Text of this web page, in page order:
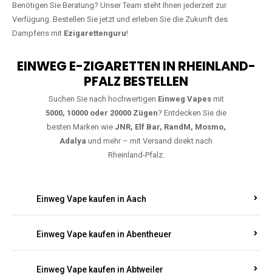
Benötigen Sie Beratung? Unser Team steht Ihnen jederzeit zur
Verfügung. Bestellen Sie jetzt und erleben Sie die Zukunft des
Dampfens mit Ezigarettenguru!
EINWEG E-ZIGARETTEN IN RHEINLAND-
PFALZ BESTELLEN
Suchen Sie nach hochwertigen Einweg Vapesmit
5000, 10000 oder 20000 Zügen? Entdecken Sie die
besten Marken wie JNR, Elf Bar, RandM, Mosmo,
Adalya und mehr – mit Versand direkt nach
Rheinland-Pfalz.
Einweg Vape kaufen in Aach
Einweg Vape kaufen in Abentheuer
Einweg Vape kaufen in Abtweiler